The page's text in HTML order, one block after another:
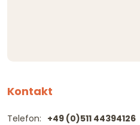
Kontakt
Telefon: +49 (0)511 44394126